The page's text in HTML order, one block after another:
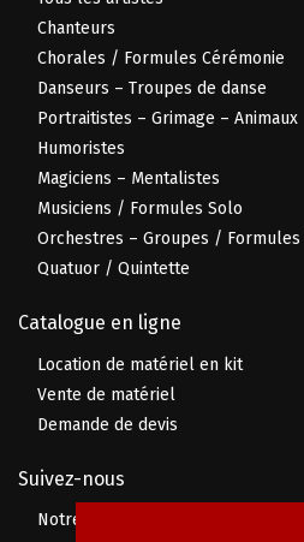
Chanteurs
Chorales / Formules Cérémonie
Danseurs – Troupes de danse
Portraitistes – Grimage – Animaux
Humoristes
Magiciens – Mentalistes
Musiciens / Formules Solo
Orchestres – Groupes /
Quatuor / Quintette
Catalogue en ligne
Location de matériel en kit
Vente de matériel
Demande de devis
Suivez-nous
Notre page Facebook